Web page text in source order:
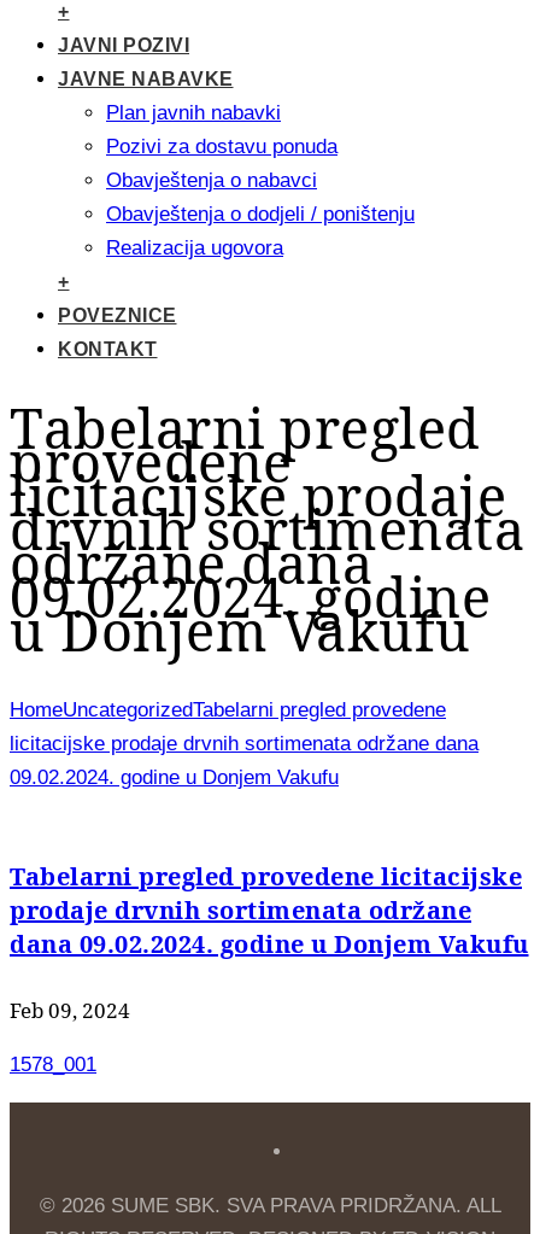
+
JAVNI POZIVI
JAVNE NABAVKE
Plan javnih nabavki
Pozivi za dostavu ponuda
Obavještenja o nabavci
Obavještenja o dodjeli / poništenju
Realizacija ugovora
+
POVEZNICE
KONTAKT
Tabelarni pregled
provedene
licitacijske prodaje
drvnih sortimenata
održane dana
09.02.2024. godine
u Donjem Vakufu
HomeUncategorizedTabelarni pregled provedene
licitacijske prodaje drvnih sortimenata održane dana
09.02.2024. godine u Donjem Vakufu
Tabelarni pregled provedene licitacijske
prodaje drvnih sortimenata održane
dana 09.02.2024. godine u Donjem Vakufu
Feb 09, 2024
1578_001
© 2026 SUME SBK. SVA PRAVA PRIDRŽANA. ALL